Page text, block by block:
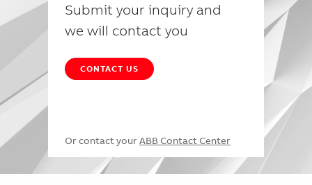
Submit your inquiry and
we will contact you
CONTACT US
Or contact your ABB Contact Center